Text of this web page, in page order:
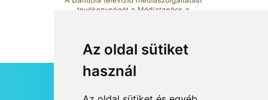
Az oldal sütiket
használ